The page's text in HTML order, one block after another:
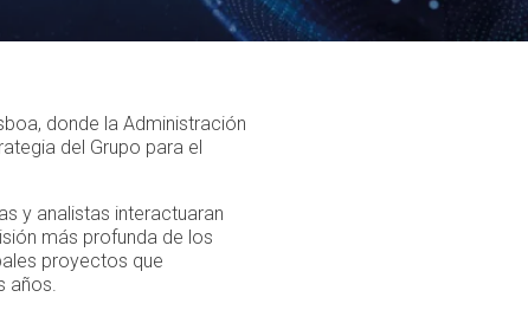
donde la Administración
del Grupo para el
y analistas interactuaran
más profunda de los
proyectos que
años.